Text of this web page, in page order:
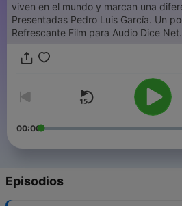
viven en el mundo y marcan una diferencia histórica.
Presentadas Pedro Luis García. Un podcast Original de
Refrescante Film para Audio Dice Net.
00:00
Episodios